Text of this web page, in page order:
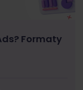
Formaty